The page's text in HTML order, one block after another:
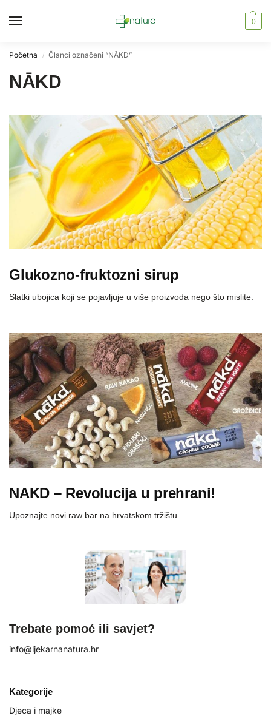
0
Početna / Članci označeni “NĀKD”
NĀKD
Glukozno-fruktozni sirup
Slatki ubojica koji se pojavljuje u više proizvoda nego što mislite.
NAKD – Revolucija u prehrani!
Upoznajte novi raw bar na hrvatskom tržištu.
Trebate pomoć ili savjet?
info@ljekarnanatura.hr
Kategorije
Djeca i majke